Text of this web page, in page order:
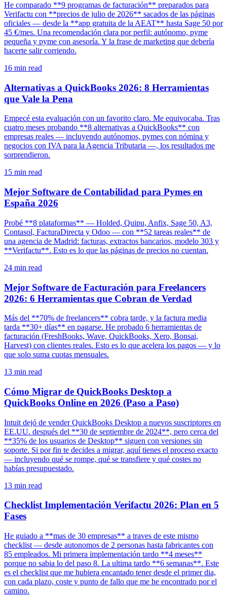
He comparado **9 programas de facturación** preparados para
Verifactu con **precios de julio de 2026** sacados de las páginas
oficiales — desde la **app gratuita de la AEAT** hasta Sage 50 por
45 €/mes. Una recomendación clara por perfil: autónomo, pyme
pequeña y pyme con asesoría. Y la frase de marketing que debería
hacerte salir corriendo.
16 min read
Alternativas a QuickBooks 2026: 8 Herramientas
que Vale la Pena
Empecé esta evaluación con un favorito claro. Me equivocaba. Tras
cuatro meses probando **8 alternativas a QuickBooks** con
empresas reales — incluyendo autónomos, pymes con nómina y
negocios con IVA para la Agencia Tributaria —, los resultados me
sorprendieron.
15 min read
Mejor Software de Contabilidad para Pymes en
España 2026
Probé **8 plataformas** — Holded, Quipu, Anfix, Sage 50, A3,
Contasol, FacturaDirecta y Odoo — con **52 tareas reales** de
una agencia de Madrid: facturas, extractos bancarios, modelo 303 y
**Verifactu**. Esto es lo que las páginas de precios no cuentan.
24 min read
Mejor Software de Facturación para Freelancers
2026: 6 Herramientas que Cobran de Verdad
Más del **70% de freelancers** cobra tarde, y la factura media
tarda **30+ días** en pagarse. He probado 6 herramientas de
facturación (FreshBooks, Wave, QuickBooks, Xero, Bonsai,
Harvest) con clientes reales. Esto es lo que acelera los pagos — y lo
que solo suma cuotas mensuales.
13 min read
Cómo Migrar de QuickBooks Desktop a
QuickBooks Online en 2026 (Paso a Paso)
Intuit dejó de vender QuickBooks Desktop a nuevos suscriptores en
EE.UU. después del **30 de septiembre de 2024**, pero cerca del
**35% de los usuarios de Desktop** siguen con versiones sin
soporte. Si por fin te decides a migrar, aquí tienes el proceso exacto
— incluyendo qué se rompe, qué se transfiere y qué costes no
habías presupuestado.
13 min read
Checklist Implementación Verifactu 2026: Plan en 5
Fases
He guiado a **mas de 30 empresas** a traves de este mismo
checklist — desde autonomos de 2 personas hasta fabricantes con
85 empleados. Mi primera implementación tardo **4 meses**
porque no sabia lo del paso 8. La ultima tardo **6 semanas**. Este
es el checklist que me hubiera encantado tener desde el primer dia,
con cada plazo, coste y punto de fallo que me he encontrado por el
camino.